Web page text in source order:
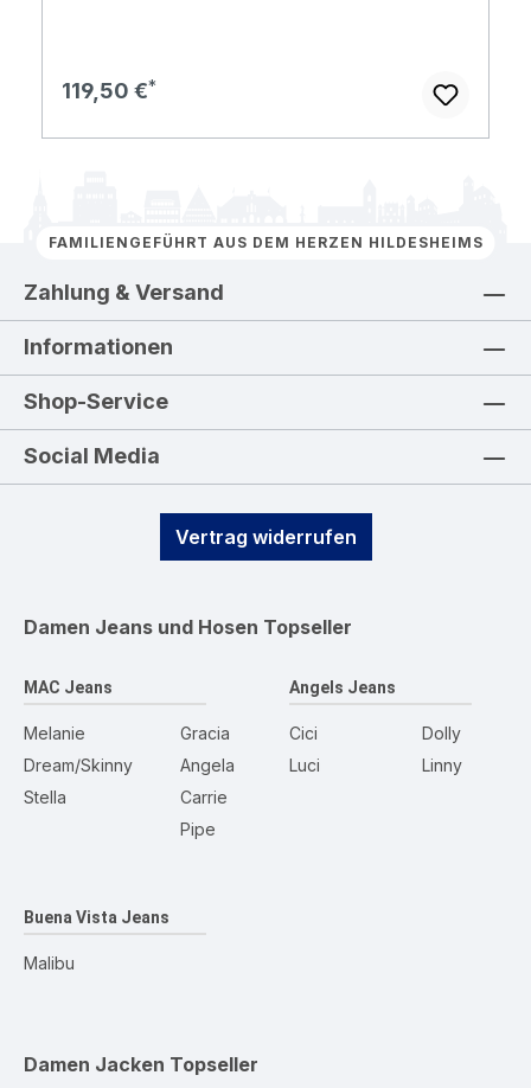
Regulärer Preis:
119,50 €
FAMILIENGEFÜHRT AUS DEM HERZEN HILDESHEIMS
Zahlung & Versand
Informationen
Shop-Service
Social Media
Vertrag widerrufen
Damen Jeans und Hosen Topseller
MAC Jeans
Melanie
Dream/Skinny
Stella
Gracia
Angela
Carrie
Pipe
Angels Jeans
Cici
Luci
Dolly
Linny
Buena Vista Jeans
Malibu
Damen Jacken Topseller